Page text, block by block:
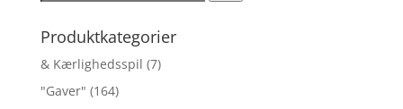
Produktkategorier
& Kærlighedsspil (7)
"Gaver" (164)